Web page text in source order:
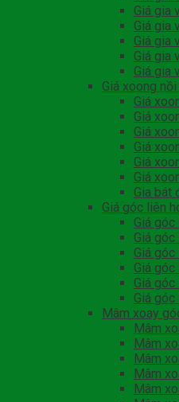
Giá gia
Giá gia
Giá gia
Giá gia
Giá gia
Giá xoong
Giá
Giá
Giá
Giá
Giá
Giá
Gia bát
Giá góc liên
Giá
Giá
Giá góc
Giá góc
Giá
Giá góc
Mâm xoay
Mâm
Mâm
Mâm
Mâm
Mâm